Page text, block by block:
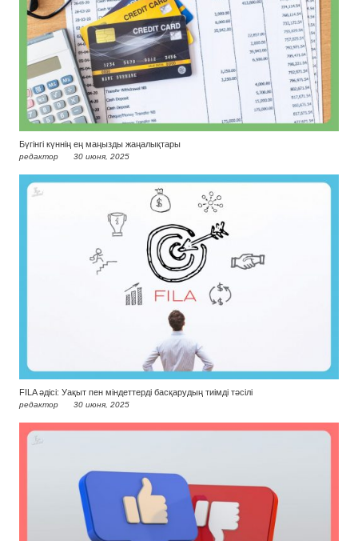
Бүгінгі күннің ең маңызды жаңалықтары
редактор 30 июня, 2025
FILA әдісі: Уақыт пен міндеттерді басқарудың тиімді тәсілі
редактор 30 июня, 2025